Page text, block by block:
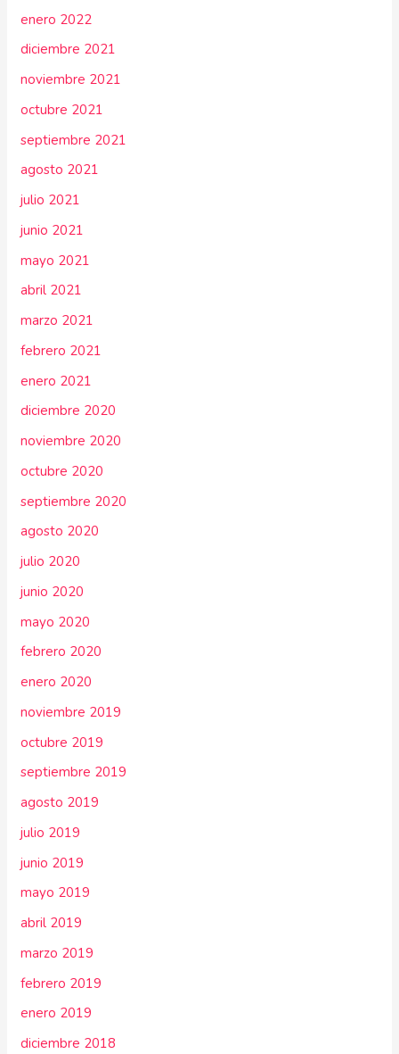
enero 2022
diciembre 2021
noviembre 2021
octubre 2021
septiembre 2021
agosto 2021
julio 2021
junio 2021
mayo 2021
abril 2021
marzo 2021
febrero 2021
enero 2021
diciembre 2020
noviembre 2020
octubre 2020
septiembre 2020
agosto 2020
julio 2020
junio 2020
mayo 2020
febrero 2020
enero 2020
noviembre 2019
octubre 2019
septiembre 2019
agosto 2019
julio 2019
junio 2019
mayo 2019
abril 2019
marzo 2019
febrero 2019
enero 2019
diciembre 2018